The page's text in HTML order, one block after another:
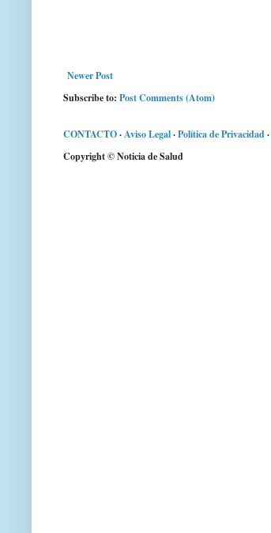
Newer Post
Subscribe to: Post Comments (Atom)
CONTACTO·Aviso Legal·Política de Privacidad·
Copyright © Noticia de Salud